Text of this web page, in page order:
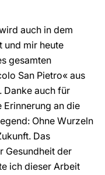
auch in dem
und mir heute
gesamten
San Pietro« aus
Danke auch für
an die
Ohne Wurzeln
Das
Gesundheit der
ich dieser Arbeit